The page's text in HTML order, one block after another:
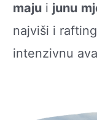
majui junu
najviši i
intenzivnu